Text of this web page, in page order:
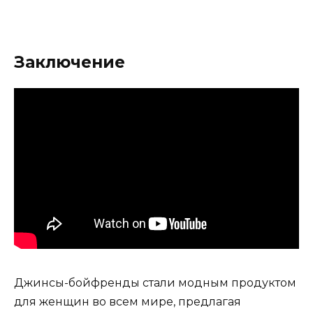
Заключение
Джинсы-бойфренды стали модным продуктом
для женщин во всем мире, предлагая